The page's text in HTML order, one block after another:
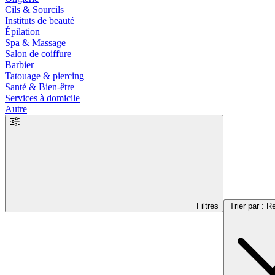
Cils & Sourcils
Instituts de beauté
Épilation
Spa & Massage
Salon de coiffure
Barbier
Tatouage & piercing
Santé & Bien-être
Services à domicile
Autre
Filtres